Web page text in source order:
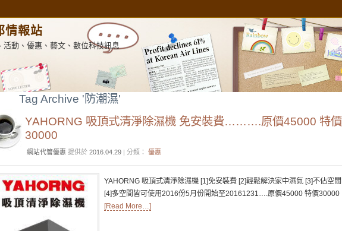
情報站
活動、優惠、藝文、數位科技訊息
Tag Archive '防潮濕'
YAHORNG 吸頂式清淨除濕機 免安裝費……….原價45000 特價
30000
網站代管優惠 提供於 2016.04.29 | 分類： 優惠
YAHORNG 吸頂式清淨除濕機 [1]免安裝費 [2]輕鬆解決家中濕氣 [3]不佔空間
[4]多空間皆可使用2016份5月份開始至20161231….原價45000 特價30000
[Read More…]